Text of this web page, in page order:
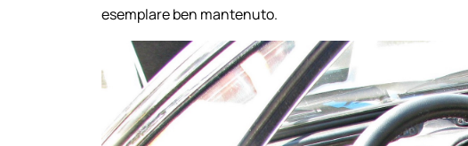
esemplare ben mantenuto.